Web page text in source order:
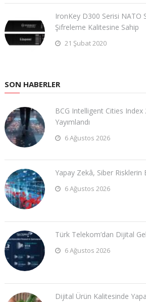
IronKey D300 Serisi NATO
Şifreleme Kalitesine Sahip
21 Şubat 2020
SON HABERLER
BCG Intelligent Cities Index
Yayımlandı
6 Ağustos 2026
Yapay Zekâ, Siber Risklerin
6 Ağustos 2026
Türk Telekom’dan Dijital
6 Ağustos 2026
Dijital Ürün Kalitesinde